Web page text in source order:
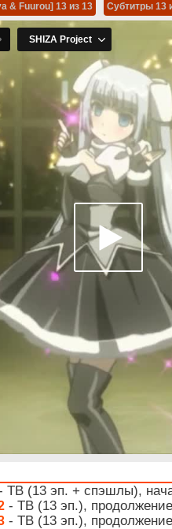
& Fuurou] 13 из 13 Субтитры 13
ТВ (13 эп. + спэшлы),
- ТВ (13 эп.),
- ТВ (13 эп.),